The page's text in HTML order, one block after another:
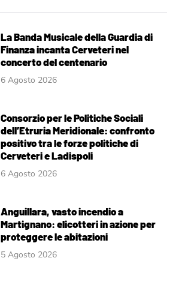
La Banda Musicale della Guardia di
Finanza incanta Cerveteri nel
concerto del centenario
6 Agosto 2026
Consorzio per le Politiche Sociali
dell’Etruria Meridionale: confronto
positivo tra le forze politiche di
Cerveteri e Ladispoli
6 Agosto 2026
Anguillara, vasto incendio a
Martignano: elicotteri in azione per
proteggere le abitazioni
5 Agosto 2026